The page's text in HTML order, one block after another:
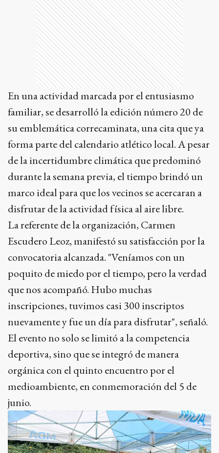
En una actividad marcada por el entusiasmo
familiar, se desarrolló la edición número 20 de
su emblemática correcaminata, una cita que ya
forma parte del calendario atlético local. A pesar
de la incertidumbre climática que predominó
durante la semana previa, el tiempo brindó un
marco ideal para que los vecinos se acercaran a
disfrutar de la actividad física al aire libre.
La referente de la organización, Carmen
Escudero Leoz, manifestó su satisfacción por la
convocatoria alcanzada. "Veníamos con un
poquito de miedo por el tiempo, pero la verdad
que nos acompañó. Hubo muchas
inscripciones, tuvimos casi 300 inscriptos
nuevamente y fue un día para disfrutar", señaló.
El evento no solo se limitó a la competencia
deportiva, sino que se integró de manera
orgánica con el quinto encuentro por el
medioambiente, en conmemoración del 5 de
junio.